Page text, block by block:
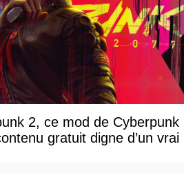
2, ce mod de Cyberpunk
gratuit digne d’un vrai